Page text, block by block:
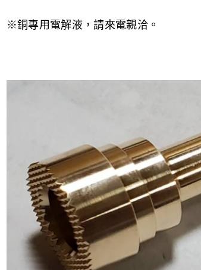
※銅專用電解液，請來電親洽。